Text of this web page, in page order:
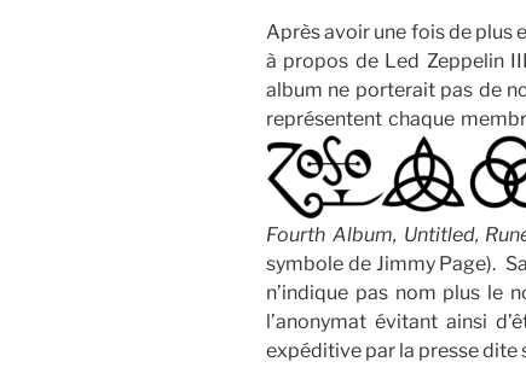
Après avoir une fois de plus
à propos de Led Zeppelin
album ne porterait pas de
représentent chaque
Fourth Album, Untitled,
symbole de Jimmy Page).
n’indique pas nom plus le
l’anonymat évitant ainsi
expéditive par la presse dite